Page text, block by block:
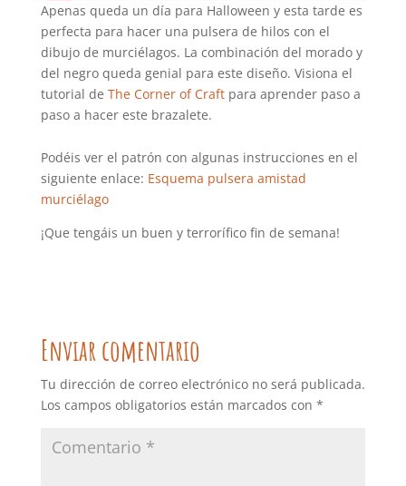
Apenas queda un día para Halloween y esta tarde es
perfecta para hacer una pulsera de hilos con el
dibujo de murciélagos. La combinación del morado y
del negro queda genial para este diseño. Visiona el
tutorial de The Corner of Craftpara aprender paso a
paso a hacer este brazalete.
Podéis ver el patrón con algunas instrucciones en el
siguiente enlace: Esquema pulsera amistad
murciélago
¡Que tengáis un buen y terrorífico fin de semana!
Enviar comentario
Tu dirección de correo electrónico no será publicada.
Los campos obligatorios están marcados con *